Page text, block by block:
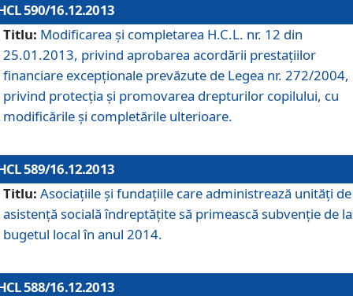
590/16.12.2013
Titlu: Modificarea şi completarea H.C.L. nr. 12 din
25.01.2013, privind aprobarea acordării prestaţiilor
financiare excepţionale prevăzute de Legea nr. 272/2004,
privind protecţia şi promovarea drepturilor copilului, cu
modificările şi completările ulterioare.
589/16.12.2013
Titlu: Asociaţiile şi fundaţiile care administrează unităţi de
asistenţă socială îndreptăţite să primească subvenţie de la
bugetul local în anul 2014.
588/16.12.2013